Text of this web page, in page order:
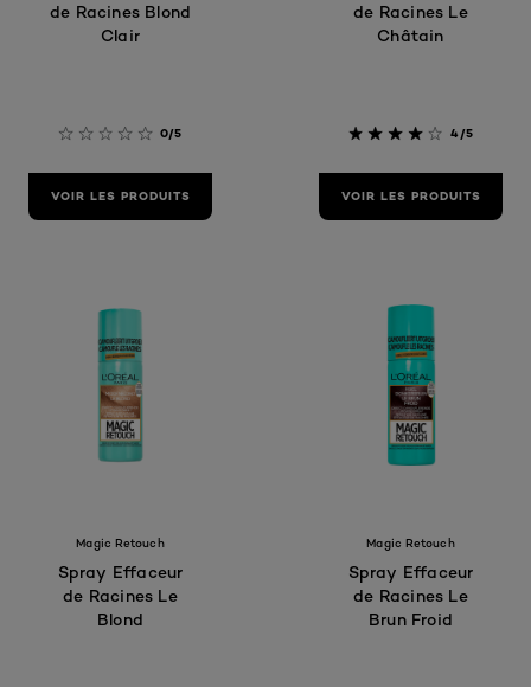
de Racines Blond
Clair
0/5
VOIR LES PRODUITS
de Racines Le
Châtain
4/5
VOIR LES PRODUITS
Magic Retouch
Spray Effaceur
de Racines Le
Blond
Magic Retouch
Spray Effaceur
de Racines Le
Brun Froid